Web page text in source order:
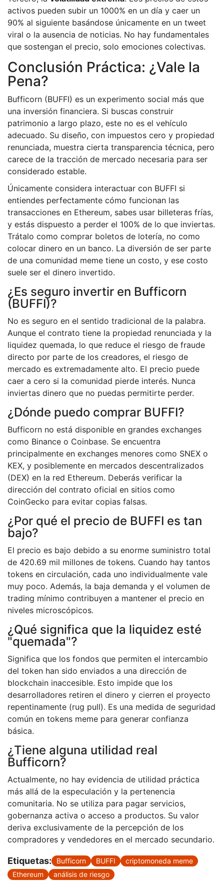
activos pueden subir un 1000% en un día y caer un
90% al siguiente basándose únicamente en un tweet
viral o la ausencia de noticias. No hay fundamentales
que sostengan el precio, solo emociones colectivas.
Conclusión Práctica: ¿Vale la
Pena?
Bufficorn (BUFFI) es un experimento social más que
una inversión financiera. Si buscas construir
patrimonio a largo plazo, este no es el vehículo
adecuado. Su diseño, con impuestos cero y propiedad
renunciada, muestra cierta transparencia técnica, pero
carece de la tracción de mercado necesaria para ser
considerado estable.
Únicamente considera interactuar con BUFFI si
entiendes perfectamente cómo funcionan las
transacciones en Ethereum, sabes usar billeteras frías,
y estás dispuesto a perder el 100% de lo que inviertas.
Trátalo como comprar boletos de lotería, no como
colocar dinero en un banco. La diversión de ser parte
de una comunidad meme tiene un costo, y ese costo
suele ser el dinero invertido.
¿Es seguro invertir en Bufficorn
(BUFFI)?
No es seguro en el sentido tradicional de la palabra.
Aunque el contrato tiene la propiedad renunciada y la
liquidez quemada, lo que reduce el riesgo de fraude
directo por parte de los creadores, el riesgo de
mercado es extremadamente alto. El precio puede
caer a cero si la comunidad pierde interés. Nunca
inviertas dinero que no puedas permitirte perder.
¿Dónde puedo comprar BUFFI?
Bufficorn no está disponible en grandes exchanges
como Binance o Coinbase. Se encuentra
principalmente en exchanges menores como SNEX o
KEX, y posiblemente en mercados descentralizados
(DEX) en la red Ethereum. Deberás verificar la
dirección del contrato oficial en sitios como
CoinGecko para evitar copias falsas.
¿Por qué el precio de BUFFI es tan
bajo?
El precio es bajo debido a su enorme suministro total
de 420.69 mil millones de tokens. Cuando hay tantos
tokens en circulación, cada uno individualmente vale
muy poco. Además, la baja demanda y el volumen de
trading mínimo contribuyen a mantener el precio en
niveles microscópicos.
¿Qué significa que la liquidez esté
"quemada"?
Significa que los fondos que permiten el intercambio
del token han sido enviados a una dirección de
blockchain inaccesible. Esto impide que los
desarrolladores retiren el dinero y cierren el proyecto
repentinamente (rug pull). Es una medida de seguridad
común en tokens meme para generar confianza
básica.
¿Tiene alguna utilidad real
Bufficorn?
Actualmente, no hay evidencia de utilidad práctica
más allá de la especulación y la pertenencia
comunitaria. No se utiliza para pagar servicios,
gobernanza activa o acceso a productos. Su valor
deriva exclusivamente de la percepción de los
compradores y vendedores en el mercado secundario.
Etiquetas: Bufficorn BUFFI
criptomoneda meme
Ethereum
análisis de riesgo